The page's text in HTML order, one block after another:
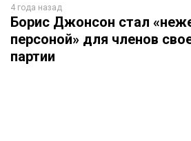
4 года назад
Борис Джонсон стал
персоной» для членов
партии